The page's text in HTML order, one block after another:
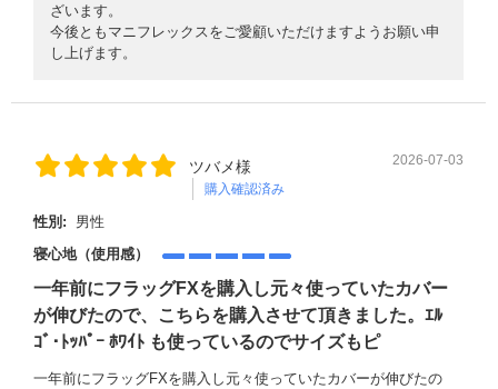
ざいます。
今後ともマニフレックスをご愛顧いただけますようお願い申
し上げます。
ツバメ様
購入確認済み
2026-07-03
性別:
男性
寝心地（使用感）
一年前にフラッグFXを購入し元々使っていたカバー
が伸びたので、こちらを購入させて頂きました。ｴﾙ
ｺﾞ･ﾄｯﾊﾟｰ ﾎﾜｲﾄ も使っているのでサイズもピ
一年前にフラッグFXを購入し元々使っていたカバーが伸びたの